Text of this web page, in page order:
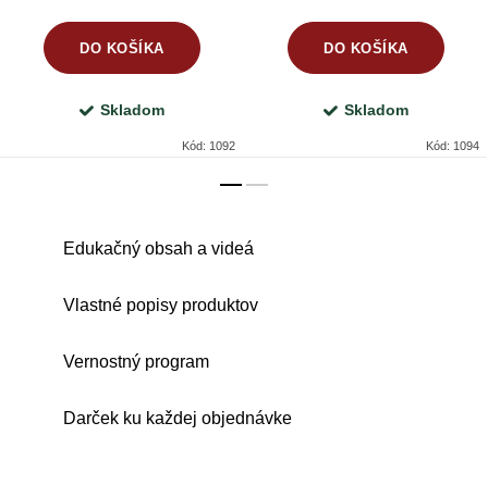
DO KOŠÍKA
Skladom
Kód: 1092
DO KOŠÍKA
Skladom
Kód: 1094
Edukačný obsah a videá
Vlastné popisy produktov
Vernostný program
Darček ku každej objednávke